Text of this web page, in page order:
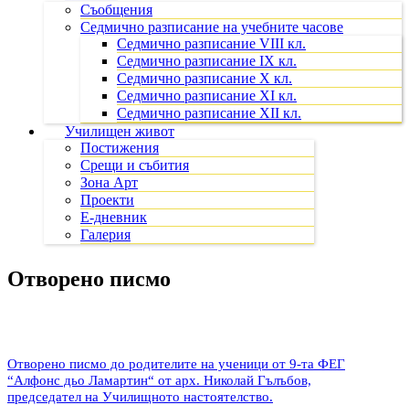
Съобщения
Седмично разписание на учебните часове
Седмично разписание VIII кл.
Седмично разписание IX кл.
Седмично разписание X кл.
Седмично разписание XI кл.
Седмично разписание XII кл.
Училищен живот
Постижения
Срещи и събития
Зона Арт
Проекти
Е-дневник
Галерия
Отворено писмо
Отворено писмо до родителите на ученици от 9-та ФЕГ
“Алфонс дьо Ламартин“ от арх. Николай Гълъбов,
председател на Училищното настоятелство.